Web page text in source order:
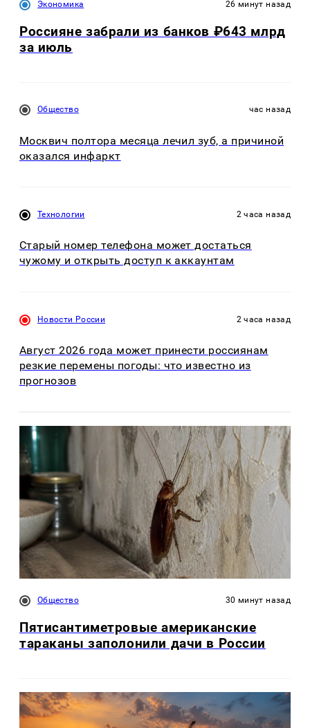
Экономика 26 минут назад
Россияне забрали из банков ₽643 млрд
за июль
Общество час назад
Москвич полтора месяца лечил зуб, а причиной
оказался инфаркт
Технологии 2 часа назад
Старый номер телефона может достаться
чужому и открыть доступ к аккаунтам
Новости России 2 часа назад
Август 2026 года может принести россиянам
резкие перемены погоды: что известно из
прогнозов
Общество 30 минут назад
Пятисантиметровые американские
тараканы заполонили дачи в России